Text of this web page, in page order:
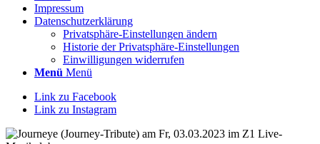
Impressum
Datenschutzerklärung
Privatsphäre-Einstellungen ändern
Historie der Privatsphäre-Einstellungen
Einwilligungen widerrufen
Menü Menü
Link zu Facebook
Link zu Instagram